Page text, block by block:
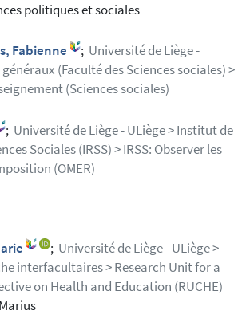
politiques et sociales
Fabienne
; Université de Liège -
(Faculté des Sciences sociales) >
(Sciences sociales)
; Université de Liège - ULiège > Institut de
Sociales (IRSS) > IRSS: Observer les
(OMER)
; Université de Liège - ULiège >
interfacultaires > Research Unit for a
on Health and Education (RUCHE)